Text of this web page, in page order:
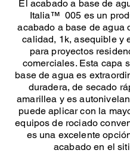
El acabado a base de
Italia™ 005 es un
acabado a base de agua
calidad, 1k, asequible y
para proyectos
comerciales. Esta capa
base de agua es
duradera, de secado
amarillea y es
puede aplicar con la
equipos de rociado
es una excelente
acabado en el